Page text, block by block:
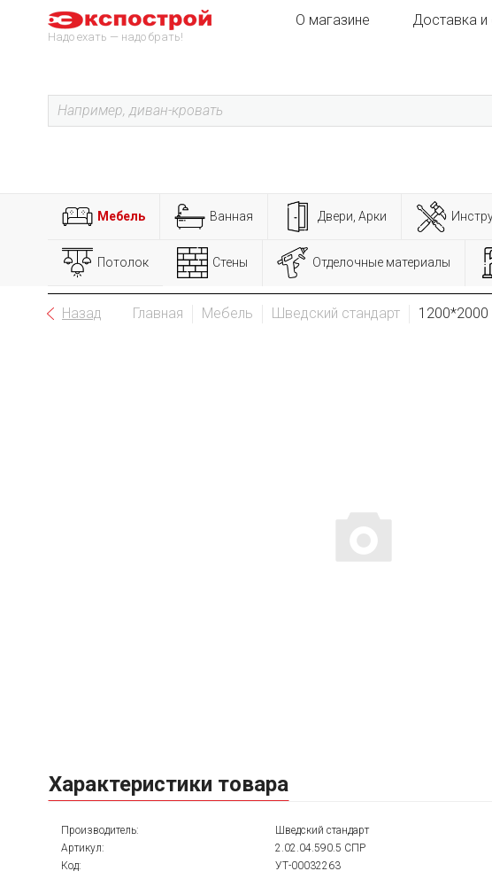
Надо ехать — надо брать!
О магазине Доставка и
Мебель Ванная Двери, Арки
Потолок Стены Отделочные материалы
Назад Главная Мебель Шведский стандарт 1200*2000
Характеристики товара
Производитель:
Шведский стандарт
Артикул:
2.02.04.590.5 СПР
Код:
УТ-00032263